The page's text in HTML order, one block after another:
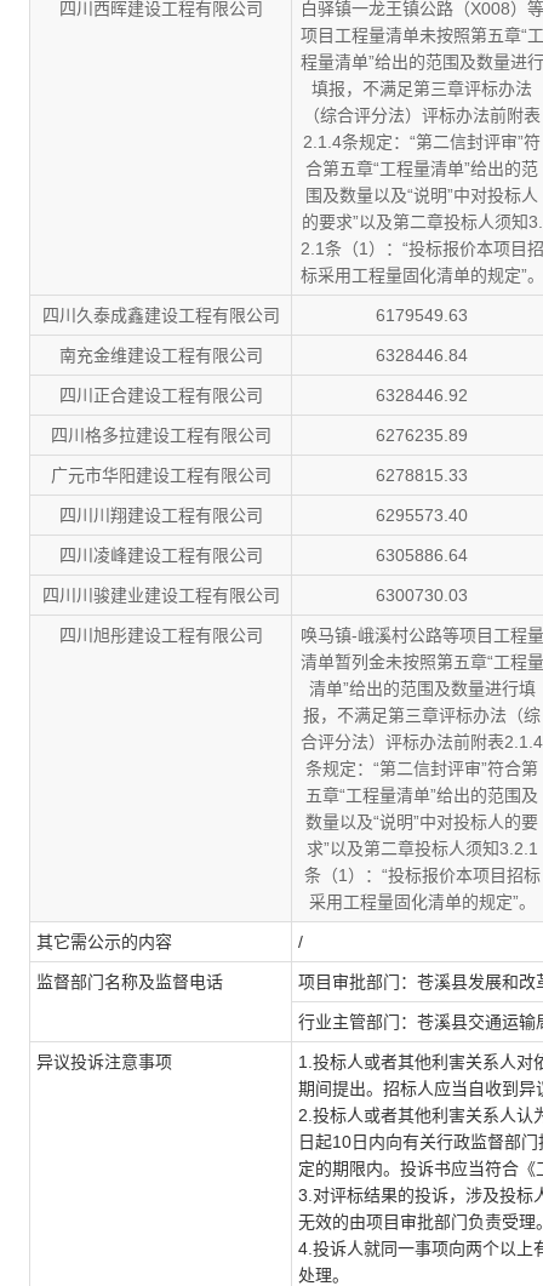
四川西晖建设工程有限公司
白驿镇一龙王镇公路（X008）等
项目工程量清单未按照第五章“工
程量清单”给出的范围及数量进行
填报，不满足第三章评标办法
（综合评分法）评标办法前附表
2.1.4条规定：“第二信封评审”符
合第五章“工程量清单”给出的范
围及数量以及“说明”中对投标人
的要求”以及第二章投标人须知3.
2.1条（1）：“投标报价本项目招
标采用工程量固化清单的规定”。
四川久泰成鑫建设工程有限公司 6179549.63
南充金维建设工程有限公司 6328446.84
四川正合建设工程有限公司 6328446.92
四川格多拉建设工程有限公司 6276235.89
广元市华阳建设工程有限公司 6278815.33
四川川翔建设工程有限公司 6295573.40
四川凌峰建设工程有限公司 6305886.64
四川川骏建业建设工程有限公司 6300730.03
四川旭彤建设工程有限公司
唤马镇-峨溪村公路等项目工程量
清单暂列金未按照第五章“工程量
清单”给出的范围及数量进行填
报，不满足第三章评标办法（综
合评分法）评标办法前附表2.1.4
条规定：“第二信封评审”符合第
五章“工程量清单”给出的范围及
数量以及“说明”中对投标人的要
求”以及第二章投标人须知3.2.1
条（1）：“投标报价本项目招标
采用工程量固化清单的规定”。
其它需公示的内容 /
监督部门名称及监督电话 项目审批部门：苍溪县发展和改
行业主管部门：苍溪县交通运输
异议投诉注意事项
1.投标人或者其他利害关系人对
期间提出。招标人应当自收到
2.投标人或者其他利害关系人认
日起10日内向有关行政监督部
定的期限内。投诉书应当符合
3.对评标结果的投诉，涉及投标
无效的由项目审批部门负责受理
4.投诉人就同一事项向两个以上
处理。